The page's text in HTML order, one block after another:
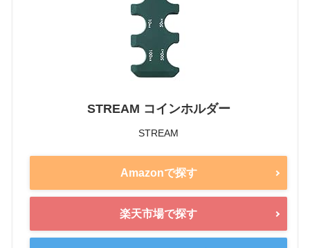
STREAM コインホルダー
STREAM
Amazonで探す
楽天市場で探す